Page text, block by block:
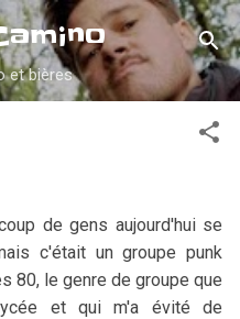
principal
et bières
de gens aujourd'hui se
c'était un groupe punk
80, le genre de groupe que
et qui m'a évité de